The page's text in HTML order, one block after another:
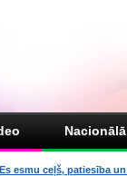
esmu ceļš, patiesība